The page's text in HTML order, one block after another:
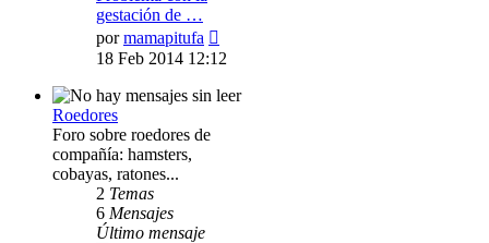
gestación de …
pormamapitufa
último
18 Feb 2014 12:12
Roedores
Foro sobre roedores de
compañía: hamsters,
cobayas, ratones...
2 Temas
6 Mensajes
Último mensaje